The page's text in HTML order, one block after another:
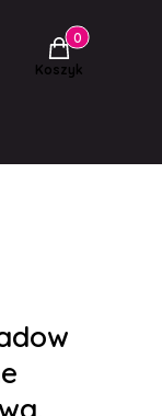
Produkty w
Koszyk